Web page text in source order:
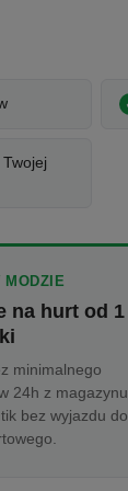
MODZIE
na hurt od 1
minimalnego
24h z magazynu
bez wyjazdu do